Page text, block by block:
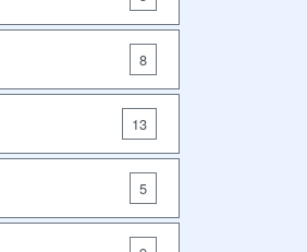
8
13
5